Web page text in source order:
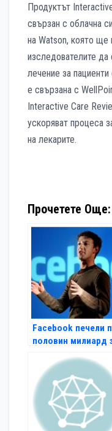
Продуктът
свързан с облачна
на Watson, която ще
изследователите
лечение за
е свързана с
Interactive Care
ускоряват процеса
на лекарите.
Прочетете Още:
Facebook печели
половин милиард